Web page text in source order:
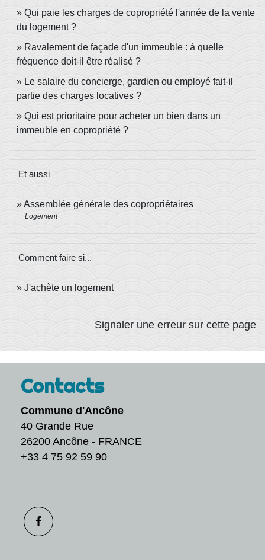
Qui paie les charges de copropriété l'année de la vente
du logement ?
Ravalement de façade d'un immeuble : à quelle
fréquence doit-il être réalisé ?
Le salaire du concierge, gardien ou employé fait-il
partie des charges locatives ?
Qui est prioritaire pour acheter un bien dans un
immeuble en copropriété ?
Et aussi
Assemblée générale des copropriétaires
Logement
Comment faire si...
J'achète un logement
Signaler une erreur sur cette page
Contacts
Commune d'Ancône
40 Grande Rue
26200 Ancône - FRANCE
+33 4 75 92 59 90